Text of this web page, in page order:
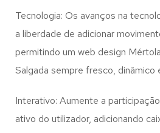
Tecnologia: Os avanços na
a liberdade de adicionar
permitindo um web design
Salgada sempre fresco, dinâmico
Interativo: Aumente a
ativo do utilizador, adicionando